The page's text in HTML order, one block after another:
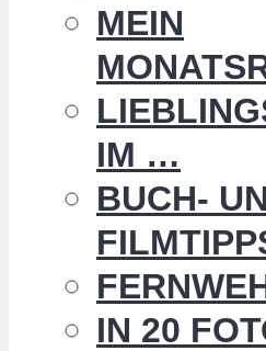
MEIN
IM …
BUCH-
IN 20